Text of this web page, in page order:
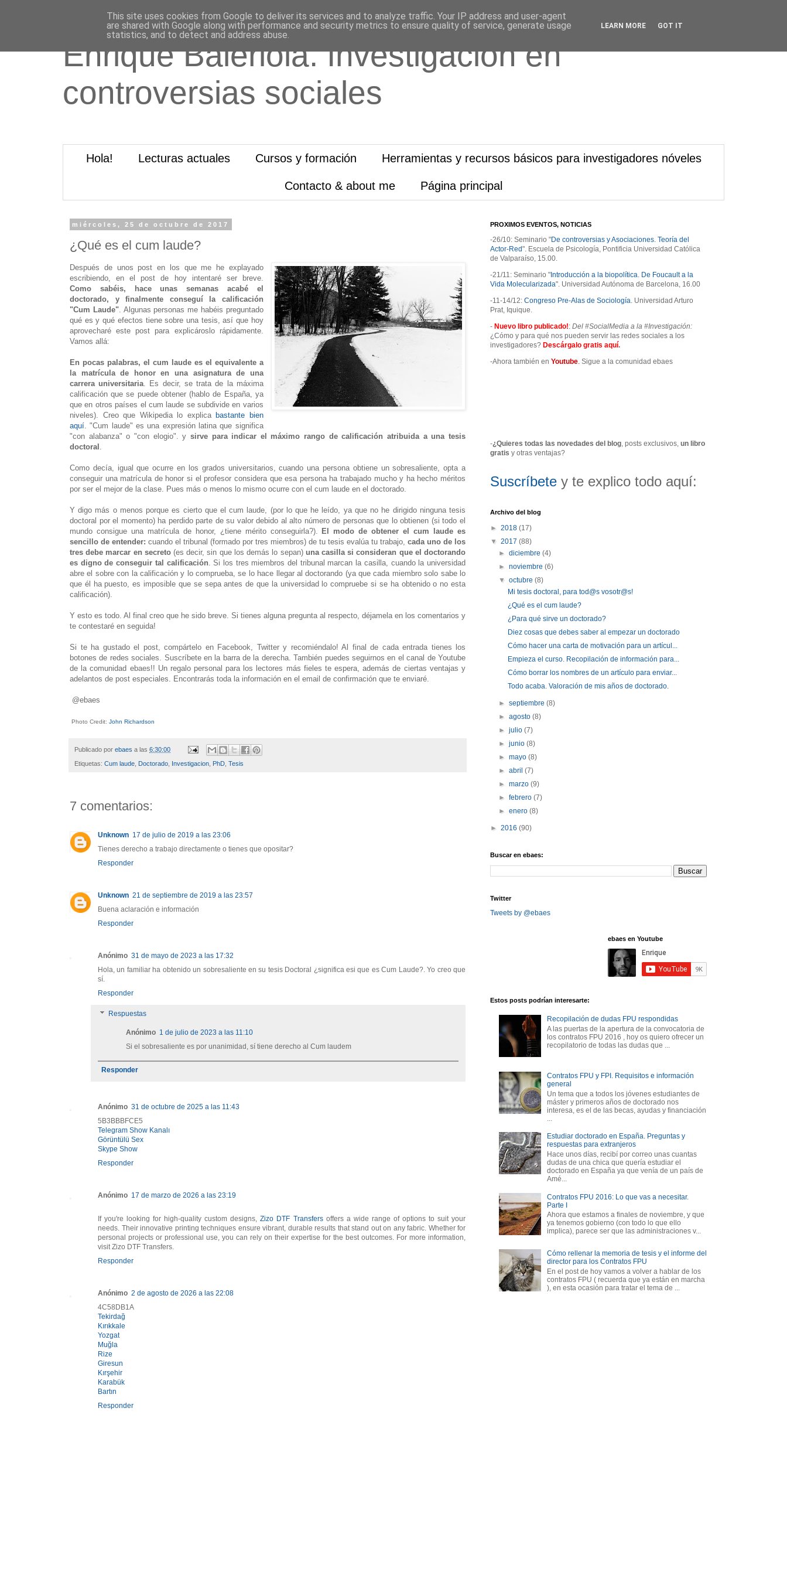
Enrique Baleriola. Investigación en
controversias sociales
Hola! Lecturas actuales Cursos y formación Herramientas y recursos básicos para investigadores nóveles
Contacto & about me Página principal
miércoles, 25 de octubre de 2017
¿Qué es el cum laude?
Después de unos post en los que me he explayado
escribiendo, en el post de hoy intentaré ser breve.
Como sabéis, hace unas semanas acabé el
doctorado, y finalmente conseguí la calificación
"Cum Laude". Algunas personas me habéis preguntado
qué es y qué efectos tiene sobre una tesis, así que hoy
aprovecharé este post para explicároslo rápidamente.
Vamos allá:
En pocas palabras, el cum laude es el equivalente a
la matrícula de honor en una asignatura de una
carrera universitaria . Es decir, se trata de la máxima
calificación que se puede obtener (hablo de España, ya
que en otros países el cum laude se subdivide en varios
niveles). Creo que Wikipedia lo explicabastante bien
aquí . "Cum laude" es una expresión latina que significa
"con alabanza" o "con elogio". y sirve para indicar el máximo rango de calificación atribuida a una tesis
doctoral
Como decía, igual que ocurre en los grados universitarios, cuando una persona obtiene un sobresaliente, opta a
conseguir una matrícula de honor si el profesor considera que esa persona ha trabajado mucho y ha hecho méritos
por ser el mejor de la clase. Pues más o menos lo mismo ocurre con el cum laude en el doctorado.
Y digo más o menos porque es cierto que el cum laude, (por lo que he leído, ya que no he dirigido ninguna tesis
doctoral por el momento) ha perdido parte de su valor debido al alto número de personas que lo obtienen (si todo el
mundo consigue una matrícula de honor, ¿tiene mérito conseguirla?). El modo de obtener el cum laude es
sencillo de entender: cuando el tribunal (formado por tres miembros) de tu tesis evalúa tu trabajo, cada uno de los
tres debe marcar en secreto(es decir, sin que los demás lo sepan) una casilla si consideran que el doctorando
es digno de conseguir tal calificación . Si los tres miembros del tribunal marcan la casilla, cuando la universidad
abre el sobre con la calificación y lo comprueba, se lo hace llegar al doctorando (ya que cada miembro solo sabe lo
que él ha puesto, es imposible que se sepa antes de que la universidad lo compruebe si se ha obtenido o no esta
calificación).
Y esto es todo. Al final creo que he sido breve. Si tienes alguna pregunta al respecto, déjamela en los comentarios y
te contestaré en seguida!
Si te ha gustado el post, compártelo en Facebook, Twitter y recomiéndalo! Al final de cada entrada tienes los
botones de redes sociales. Suscríbete en la barra de la derecha. También puedes seguirnos en el canal de Youtube
de la comunidad ebaes!! Un regalo personal para los lectores más fieles te espera, además de ciertas ventajas y
adelantos de post especiales. Encontrarás toda la información en el email de confirmación que te enviaré.
@ebaes
Photo Credit: John Richardson
Publicado por ebaes a las 6:30:00
Etiquetas: Cum laude Doctorado Investigacion PhD Tesis
7 comentarios:
Unknown 17 de julio de 2019 a las 23:06
Tienes derecho a trabajo directamente o tienes que opositar?
Responder
Unknown 21 de septiembre de 2019 a las 23:57
Buena aclaración e información
Responder
Anónimo 31 de mayo de 2023 a las 17:32
Hola, un familiar ha obtenido un sobresaliente en su tesis Doctoral ¿significa esi que es Cum Laude?. Yo creo que
sí.
Responder
Respuestas
Anónimo 1 de julio de 2023 a las 11:10
Si el sobresaliente es por unanimidad, sí tiene derecho al Cum laudem
Responder
Anónimo 31 de octubre de 2025 a las 11:43
5B3BBBFCE5
Telegram Show Kanalı
Görüntülü Sex
Skype Show
Responder
Anónimo 17 de marzo de 2026 a las 23:19
If you're looking for high-quality custom designs,Zizo DTF Transfersoffers a wide range of options to suit your
needs. Their innovative printing techniques ensure vibrant, durable results that stand out on any fabric. Whether for
personal projects or professional use, you can rely on their expertise for the best outcomes. For more information,
visit Zizo DTF Transfers.
Responder
Anónimo 2 de agosto de 2026 a las 22:08
4C58DB1A
Tekirdağ
Kırıkkale
Yozgat
Muğla
Rize
Giresun
Kırşehir
Karabük
Bartın
Responder
PROXIMOS EVENTOS, NOTICIAS
-26/10: Seminario "De controversias y Asociaciones. Teoría del
Actor-Red". Escuela de Psicología, Pontificia Universidad Católica
de Valparaíso, 15.00.
-21/11: Seminario " Introducción a la biopolítica. De Foucault a la
Vida Molecularizada". Universidad Autónoma de Barcelona, 16.00
-11-14/12: Congreso Pre-Alas de Sociología. Universidad Arturo
Prat, Iquique.
- Nuevo libro publicado!: Del #SocialMedia a la #Investigación:
¿Cómo y para qué nos pueden servir las redes sociales a los
investigadores? Descárgalo gratis aquí.
-Ahora también en Youtube. Sigue a la comunidad ebaes
-¿Quieres todas las novedades del blog, posts exclusivos, un libro
gratis y otras ventajas?
Suscríbete y te explico todo aquí:
Archivo del blog
► 2018 (17)
▼ 2017 (88)
►diciembre(4)
►noviembre(6)
▼octubre(8)
Mi tesis doctoral, para tod@s vosotr@s!
¿Qué es el cum laude?
¿Para qué sirve un doctorado?
Diez cosas que debes saber al empezar un doctorado
Cómo hacer una carta de motivación para un artícul...
Empieza el curso. Recopilación de información para...
Cómo borrar los nombres de un artículo para enviar...
Todo acaba. Valoración de mis años de doctorado.
►septiembre(8)
►agosto(8)
►julio(7)
►junio(8)
►mayo(8)
►abril(7)
►marzo(9)
►febrero(7)
►enero(8)
► 2016 (90)
Buscar en ebaes:
Twitter
Tweets by @ebaes
ebaes en Youtube
Estos posts podrían interesarte:
Recopilación de dudas FPU respondidas
A las puertas de la apertura de la convocatoria de
los contratos FPU 2016 , hoy os quiero ofrecer un
recopilatorio de todas las dudas que ...
Contratos FPU y FPI. Requisitos e información
general
Un tema que a todos los jóvenes estudiantes de
máster y primeros años de doctorado nos
interesa, es el de las becas, ayudas y financiación
Estudiar doctorado en España. Preguntas y
respuestas para extranjeros
Hace unos días, recibí por correo unas cuantas
dudas de una chica que quería estudiar el
doctorado en España ya que venía de un país de
Amé...
Contratos FPU 2016: Lo que vas a necesitar.
Parte I
Ahora que estamos a finales de noviembre, y que
ya tenemos gobierno (con todo lo que ello
implica), parece ser que las administraciones v...
Cómo rellenar la memoria de tesis y el informe del
director para los Contratos FPU
En el post de hoy vamos a volver a hablar de los
contratos FPU ( recuerda que ya están en marcha
), en esta ocasión para tratar el tema de ...
This site uses cookies from Google to deliver its services and to analyze traffic. Your IP address and user-agent
are shared with Google along with performance and security metrics to ensure quality of service, generate usage
statistics, and to detect and address abuse.
LEARN MORE GOT IT